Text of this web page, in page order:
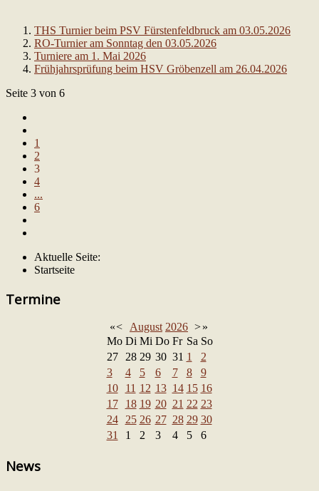
THS Turnier beim PSV Fürstenfeldbruck am 03.05.2026
RO-Turnier am Sonntag den 03.05.2026
Turniere am 1. Mai 2026
Frühjahrsprüfung beim HSV Gröbenzell am 26.04.2026
Seite 3 von 6
1
2
3
4
...
6
Aktuelle Seite:
Startseite
Termine
«< August 2026 >»
Mo Di Mi Do Fr Sa So
27
28 29 30 31 1
2
3
4 5 6 7 8
9
10
11 12 13 14 15 16
17
18 19 20 21 22 23
24
25 26 27 28 29 30
31
1 2 3 4 5 6
News